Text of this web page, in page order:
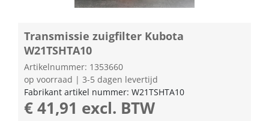
Transmissie zuigfilter Kubota
W21TSHTA10
Artikelnummer: 1353660
op voorraad | 3-5 dagen levertijd
Fabrikant artikel nummer: W21TSHTA10
€ 41,91 excl. BTW